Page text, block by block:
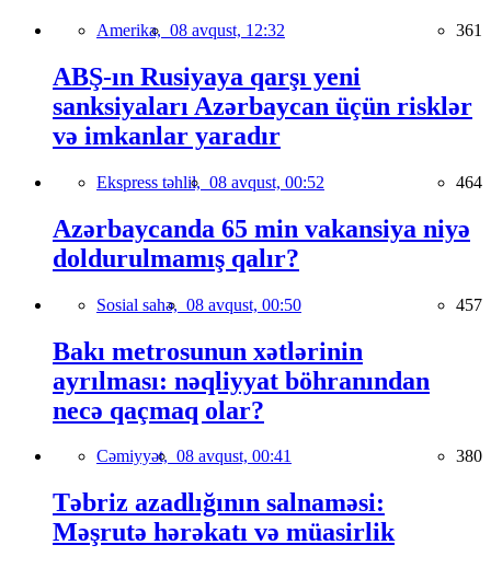
Amerika, 08 avqust, 12:32 361
ABŞ-ın Rusiyaya qarşı yeni
sanksiyaları Azərbaycan üçün risklər
və imkanlar yaradır
Ekspress təhlil, 08 avqust, 00:52 464
Azərbaycanda 65 min vakansiya niyə
doldurulmamış qalır?
Sosial sahə, 08 avqust, 00:50 457
Bakı metrosunun xətlərinin
ayrılması: nəqliyyat böhranından
necə qaçmaq olar?
Cəmiyyət, 08 avqust, 00:41 380
Təbriz azadlığının salnaməsi:
Məşrutə hərəkatı və müasirlik